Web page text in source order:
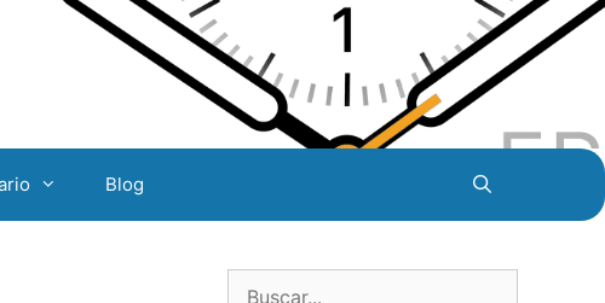
Blog